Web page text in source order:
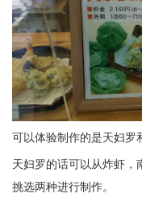
可以体验制作的是天妇罗
天妇罗的话可以从炸虾，
挑选两种进行制作。